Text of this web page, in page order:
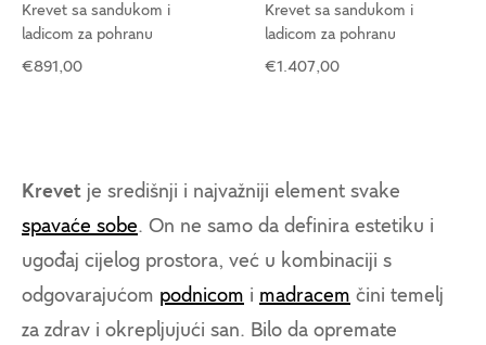
Krevet sa sandukom i
ladicom za pohranu
€891,00
Krevet sa sandukom i
ladicom za pohranu
€1.407,00
Krevet je središnji i najvažniji element svake
spavaće sobe. On ne samo da definira estetiku i
ugođaj cijelog prostora, već u kombinaciji s
odgovarajućom podnicom i madracem čini temelj
za zdrav i okrepljujući san. Bilo da opremate